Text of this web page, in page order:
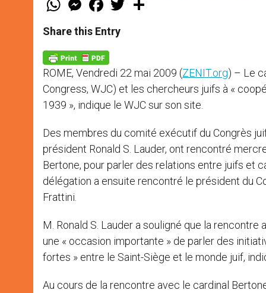
t
s
p
p
e
s
e
g
e
r
a
e
b
k
w
Share this Entry
ROME, Vendredi 22 mai 2009 (ZENIT.org) – Le
Congress, WJC) et les chercheurs juifs à «
1939 », indique le WJC sur son site.
Des membres du comité exécutif du Congrès
président Ronald S. Lauder, ont rencontré
Bertone, pour parler des relations entre juifs et
délégation a ensuite rencontré le président du
Frattini.
M. Ronald S. Lauder a souligné que la
une « occasion importante » de parler des
fortes » entre le Saint-Siège et le monde juif,
Au cours de la rencontre avec le cardinal